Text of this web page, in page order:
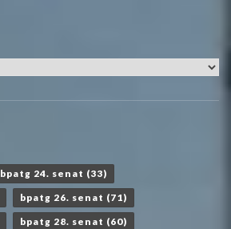
bpatg 24. senat (33)
bpatg 26. senat (71)
bpatg 28. senat (60)